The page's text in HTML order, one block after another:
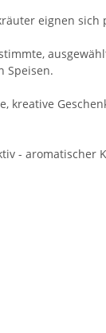
eignen
Speisen.
kreative
- aromatischer